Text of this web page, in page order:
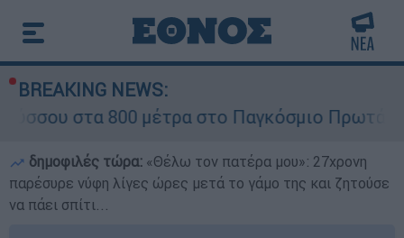
BREAKING NEWS:
μέτρα στο Παγκόσμιο Πρωτάθλημα Στίβου
δημοφιλές τώρα: «Θέλω τον πατέρα μου»: 27χρονη
παρέσυρε νύφη λίγες ώρες μετά το γάμο της και ζητούσε
να πάει σπίτι...